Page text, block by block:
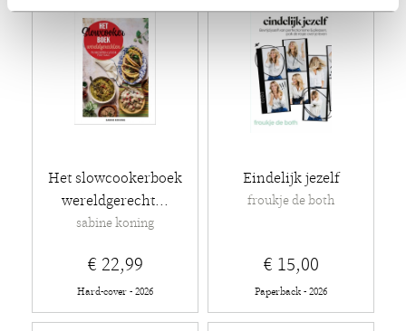
Het slowcookerboek
wereldgerecht...
sabine koning
€ 22,99
Hard-cover - 2026
Eindelijk jezelf
froukje de both
€ 15,00
Paperback - 2026